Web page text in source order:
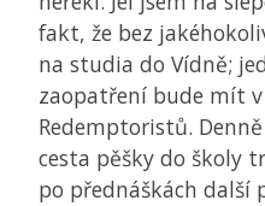
fakt, že bez
na studia do Vídně;
zaopatření bude mít
Redemptoristů.
cesta pěšky do školy
po přednáškách další